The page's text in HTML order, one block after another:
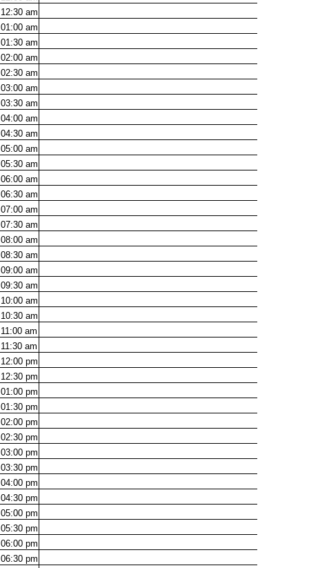
12:30 am
01:00 am
01:30 am
02:00 am
02:30 am
03:00 am
03:30 am
04:00 am
04:30 am
05:00 am
05:30 am
06:00 am
06:30 am
07:00 am
07:30 am
08:00 am
08:30 am
09:00 am
09:30 am
10:00 am
10:30 am
11:00 am
11:30 am
12:00 pm
12:30 pm
01:00 pm
01:30 pm
02:00 pm
02:30 pm
03:00 pm
03:30 pm
04:00 pm
04:30 pm
05:00 pm
05:30 pm
06:00 pm
06:30 pm